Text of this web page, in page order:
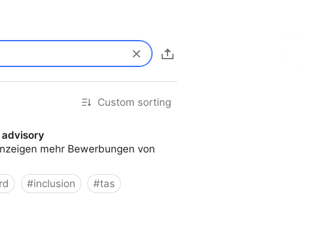
Custom sorting
advisory
mehr Bewerbungen von
#inclusion #tas